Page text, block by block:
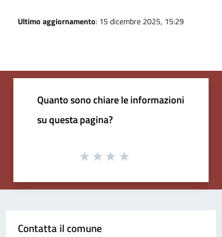
Ultimo aggiornamento: 15 dicembre 2025, 15:29
Quanto sono chiare le informazioni
su questa pagina?
Contatta il comune